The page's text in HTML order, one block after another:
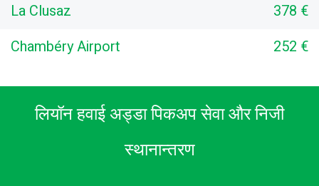
La Clusaz
378 €
Chambéry Airport
252 €
लियॉन हवाई अड्डा पिकअप सेवा और निजी
स्थानान्तरण